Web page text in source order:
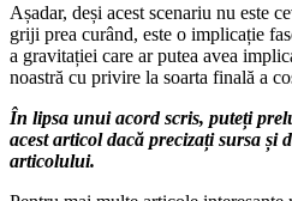
Așadar, deși acest scenariu nu este
griji prea curând, este o implicație
a gravitației care ar putea avea
noastră cu privire la soarta finală a
În lipsa unui acord scris, puteți
acest articol dacă precizați sursa și
articolului.